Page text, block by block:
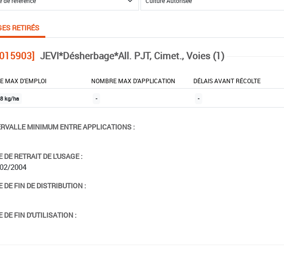
RETIRÉS
JEVI*Désherbage*All. PJT, Cimet., Voies (1)
MAX D'EMPLOI NOMBRE MAX D'APPLICATION DÉLAIS AVANT RÉCOLTE
kg/ha - -
MINIMUM ENTRE APPLICATIONS :
DE RETRAIT DE L'USAGE :
2004
DE FIN DE DISTRIBUTION :
DE FIN D'UTILISATION :